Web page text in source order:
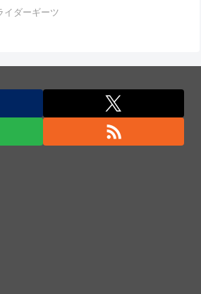
…婦人科着いてきて」ワイ「分か
億円…習近平が愛国心を煽った
パーク｣が中国各地に広がる！
イダーギーツ